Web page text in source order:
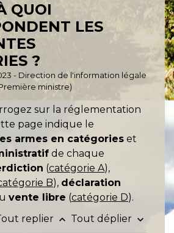
QUOI
LES
?
- Direction de l'information légale
ministre)
sur la réglementation
page indique le
armes en catégories et
de chaque
(catégorie A),
B), déclaration
vente libre (catégorie D).
replier keyboard_arrow_up Tout déplier keyboard_arrow_down